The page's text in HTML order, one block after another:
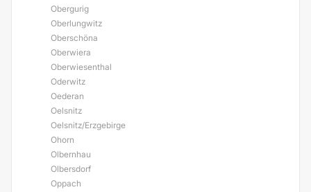
Obergurig
Oberlungwitz
Oberschöna
Oberwiera
Oberwiesenthal
Oderwitz
Oederan
Oelsnitz
Oelsnitz/Erzgebirge
Ohorn
Olbernhau
Olbersdorf
Oppach